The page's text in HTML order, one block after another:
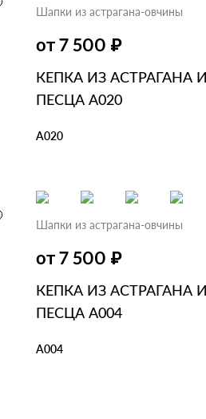
Шапки из астрагана-овчины
от 7 500 ₽
КЕПКА ИЗ АСТРАГАНА И
ПЕСЦА А020
А020
Шапки из астрагана-овчины
от 7 500 ₽
КЕПКА ИЗ АСТРАГАНА И
ПЕСЦА А004
А004